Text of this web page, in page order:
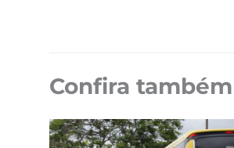
Confira também